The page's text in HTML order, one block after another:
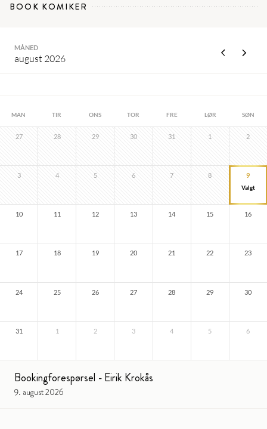
BOOK KOMIKER
MÅNED
august 2026
MAN TIR ONS TOR FRE LØR SØN
27 28 29 30 31 1 2
3 4 5 6 7 8 9
10 11 12 13 14 15 16
17 18 19 20 21 22 23
24 25 26 27 28 29 30
31 1 2 3 4 5 6
Bookingforespørsel - Eirik Krokås
9. august 2026